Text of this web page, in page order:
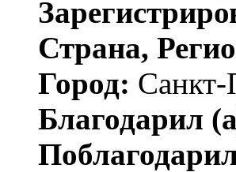
Страна,
Город: Санкт-
Благодарил